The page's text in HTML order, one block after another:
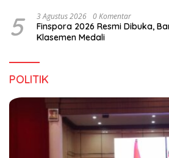
5 3 Agustus 2026 0 Komentar
Finspora 2026 Resmi Dibuka,
Klasemen Medali
POLITIK